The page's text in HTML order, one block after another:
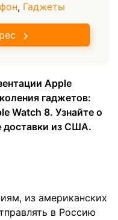
, Гаджеты
Apple
гаджетов:
Watch 8. Узнайте о
доставки из США.
из американских
в Россию